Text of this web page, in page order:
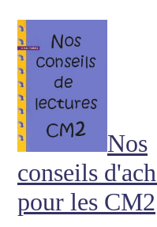
Nos
conseils
pour les CM2